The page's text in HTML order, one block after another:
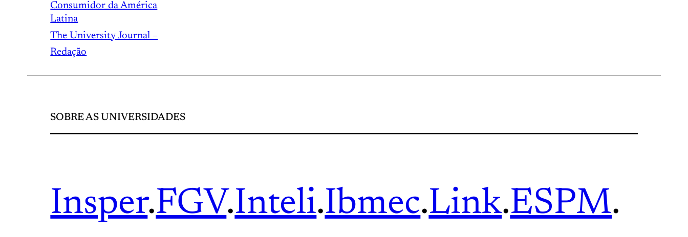
Consumidor da América
Latina
The University Journal –
Redação
SOBRE AS UNIVERSIDADES
Insper.FGV.Inteli.Ibmec.Link.ESPM.